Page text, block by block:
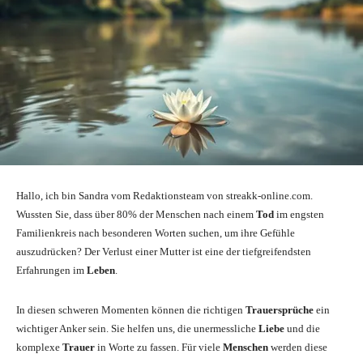
Hallo, ich bin Sandra vom Redaktionsteam von streakk-online.com.
Wussten Sie, dass über 80% der Menschen nach einem Tod im engsten
Familienkreis nach besonderen Worten suchen, um ihre Gefühle
auszudrücken? Der Verlust einer Mutter ist eine der tiefgreifendsten
Erfahrungen im Leben.
In diesen schweren Momenten können die richtigen Trauersprüche ein
wichtiger Anker sein. Sie helfen uns, die unermessliche Liebe und die
komplexe Trauer in Worte zu fassen. Für viele Menschen werden diese